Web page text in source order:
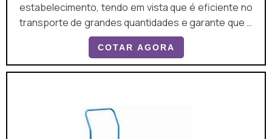
estabelecimento, tendo em vista que é eficiente no
transporte de grandes quantidades e garante que o
usuário permaneça na loja, o que estimula o
consumo. O carrinho para supermercado pode ser
utilizado em: Redes atacadistas; Hipermercados;
modelos do produto, como de 90 litros, 180 ou 210
litros. Por isso, é importante co.
COTAR AGORA